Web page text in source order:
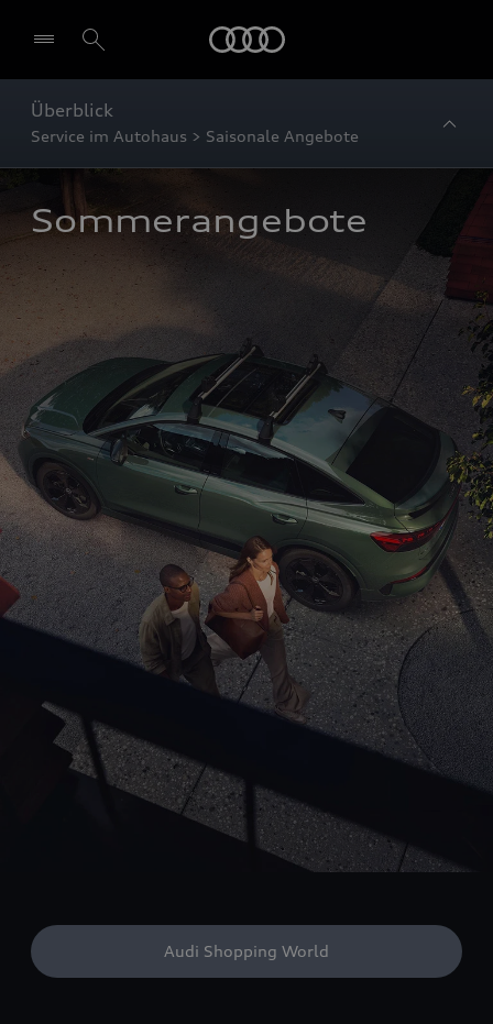
Überblick
Service im Autohaus > Saisonale Angebote
Sommerangebote
Audi Shopping World